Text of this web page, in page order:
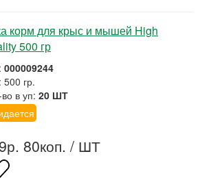
корм для крыс и мышей High
500 гр
000009244
500 гр.
в уп: 20 ШТ
80коп. / ШТ